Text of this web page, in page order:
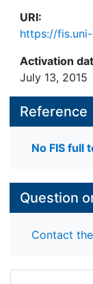
URI:
https://
Activation
July 13, 2015
Reference
No FIS full
Question
Contact